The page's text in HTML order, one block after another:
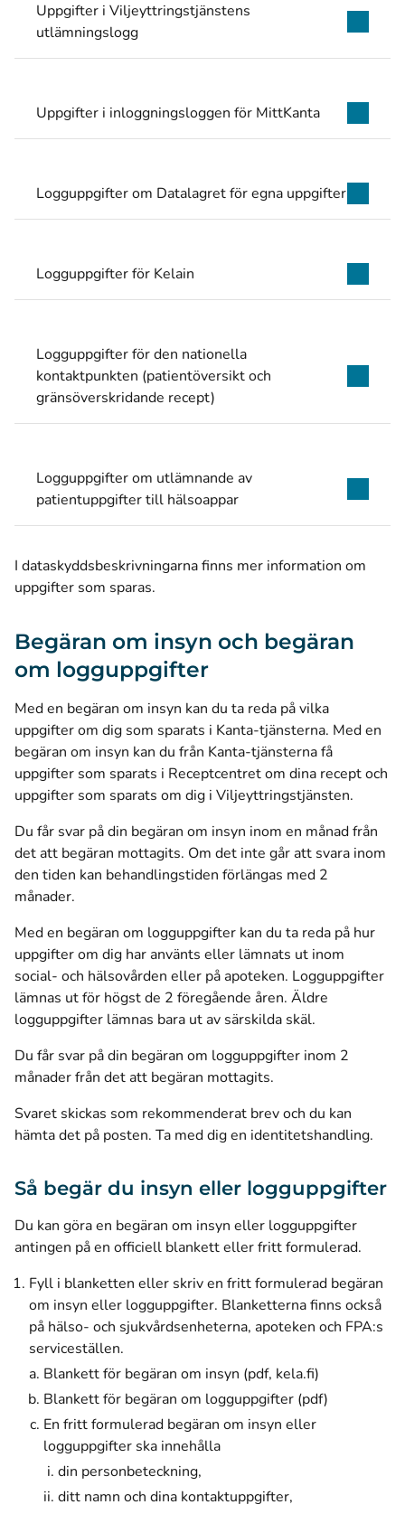
Uppgifter i Viljeyttringstjänstens
utlämningslogg
Uppgifter i inloggningsloggen för MittKanta
Logguppgifter om Datalagret för egna uppgifter
Logguppgifter för Kelain
Logguppgifter för den nationella
kontaktpunkten (patientöversikt och
gränsöverskridande recept)
Logguppgifter om utlämnande av
patientuppgifter till hälsoappar
I dataskyddsbeskrivningarnafinns mer information om
uppgifter som sparas.
Begäran om insyn och begäran
om logguppgifter
Med en begäran om insyn kan du ta reda på vilka
uppgifter om dig som sparats i Kanta-tjänsterna. Med en
begäran om insyn kan du från Kanta-tjänsterna få
uppgifter som sparats i Receptcentret om dina recept och
uppgifter som sparats om dig i Viljeyttringstjänsten.
Du får svar på din begäran om insyn inom en månad från
det att begäran mottagits. Om det inte går att svara inom
den tiden kan behandlingstiden förlängas med 2
månader.
Med en begäran om logguppgifter kan du ta reda på hur
uppgifter om dig har använts eller lämnats ut inom
social- och hälsovården eller på apoteken. Logguppgifter
lämnas ut för högst de 2 föregående åren. Äldre
logguppgifter lämnas bara ut av särskilda skäl.
Du får svar på din begäran om logguppgifter inom 2
månader från det att begäran mottagits.
Svaret skickas som rekommenderat brev och du kan
hämta det på posten. Ta med dig en identitetshandling.
Så begär du insyn eller logguppgifter
Du kan göra en begäran om insyn eller logguppgifter
antingen på en officiell blankett eller fritt formulerad.
Fyll i blanketten eller skriv en fritt formulerad begäran
om insyn eller logguppgifter. Blanketterna finns också
på hälso- och sjukvårdsenheterna, apoteken och FPA:s
serviceställen.
Blankett för begäran om insyn (pdf, kela.fi)
Blankett för begäran om logguppgifter (pdf)
En fritt formulerad begäran om insyn eller
logguppgifter ska innehålla
din personbeteckning,
ditt namn och dina kontaktuppgifter,